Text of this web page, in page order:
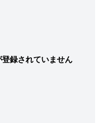
録されていません